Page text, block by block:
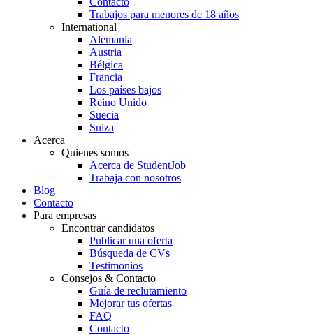
Trabajos para menores de 18 años
International
Alemania
Austria
Bélgica
Francia
Los países bajos
Reino Unido
Suecia
Suiza
Acerca
Quienes somos
Acerca de StudentJob
Trabaja con nosotros
Blog
Contacto
Para empresas
Encontrar candidatos
Publicar una oferta
Búsqueda de CVs
Testimonios
Consejos & Contacto
Guía de reclutamiento
Mejorar tus ofertas
FAQ
Contacto